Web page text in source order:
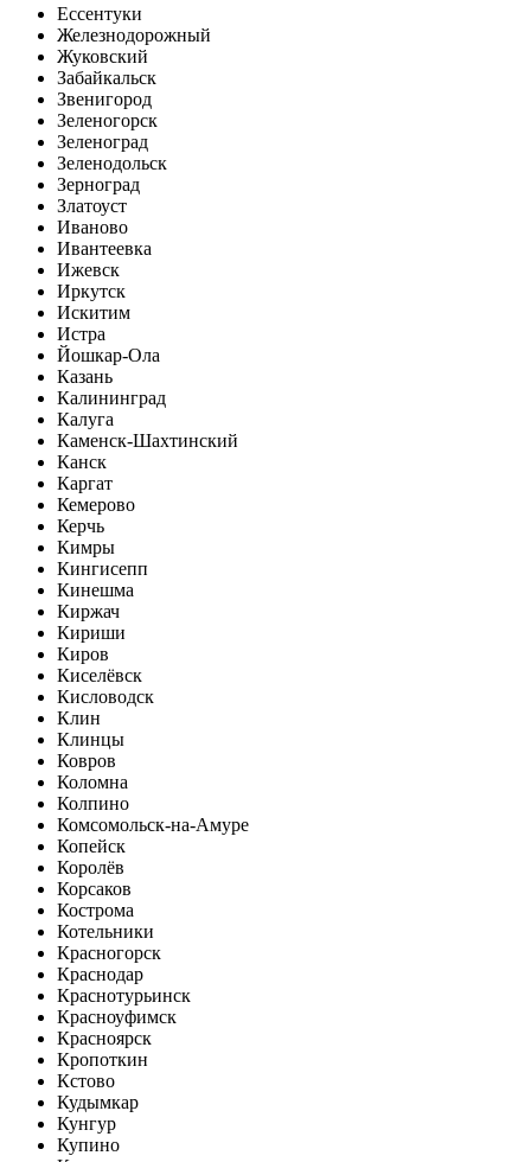
Ессентуки
Железнодорожный
Жуковский
Забайкальск
Звенигород
Зеленогорск
Зеленоград
Зеленодольск
Зерноград
Златоуст
Иваново
Ивантеевка
Ижевск
Иркутск
Искитим
Истра
Йошкар-Ола
Казань
Калининград
Калуга
Каменск-Шахтинский
Канск
Каргат
Кемерово
Керчь
Кимры
Кингисепп
Кинешма
Киржач
Кириши
Киров
Киселёвск
Кисловодск
Клин
Клинцы
Ковров
Коломна
Колпино
Комсомольск-на-Амуре
Копейск
Королёв
Корсаков
Кострома
Котельники
Красногорск
Краснодар
Краснотурьинск
Красноуфимск
Красноярск
Кропоткин
Кстово
Кудымкар
Кунгур
Купино